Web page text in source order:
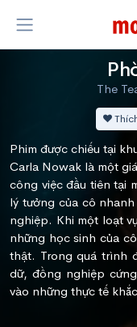
The
Phim được chiếu tại
Carla Nowak là một
công việc đầu tiên tại
lý tưởng của cô
nghiệp. Khi một loạt
những học sinh của
thật. Trong quá trình
dữ, đồng nghiệp
vào những thực tế